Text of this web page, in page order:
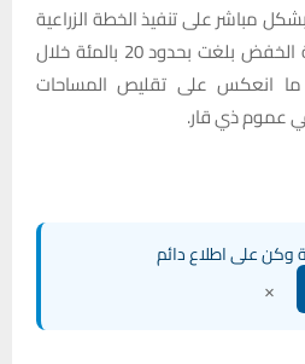
مباشر على تنفيذ الخطة الزراعية
في المحافظة مبينا أن نسبة الخفض بلغت بحدود 20 بالمئة خلال
ما انعكس على تقليص المساحات
عموم ذي قار.
وكن على اطلاع دائم
×